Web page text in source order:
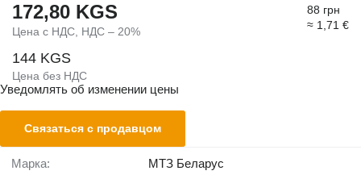
172,80 KGS
Цена с НДС, НДС – 20%
88 грн
≈ 1,71 €
144 KGS
Цена без НДС
Уведомлять об изменении цены
Связаться с продавцом
Марка: МТЗ Беларус